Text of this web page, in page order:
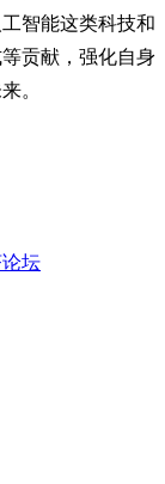
智能这类科技和
贡献，强化自身
。
坛